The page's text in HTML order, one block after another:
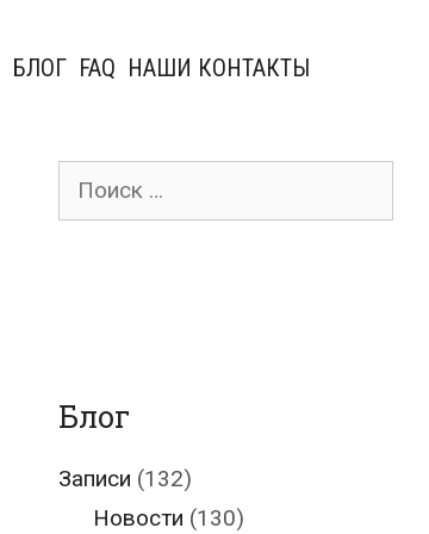
БЛОГ FAQ НАШИ КОНТАКТЫ
Поиск
Блог
Записи (132)
Новости (130)